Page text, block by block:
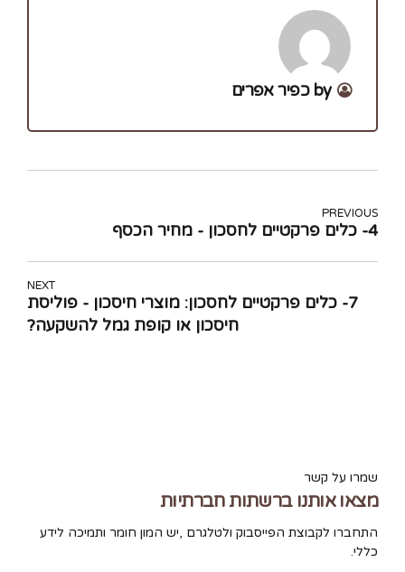
by כפיר אפרים
PREVIOUS
4- כלים פרקטיים לחסכון - מחיר הכסף
NEXT
7- כלים פרקטיים לחסכון: מוצרי חיסכון - פוליסת
חיסכון או קופת גמל להשקעה?
שמרו על קשר
מצאו אותנו ברשתות חברתיות
התחברו לקבוצת הפייסבוק ולטלגרם ,יש המון חומר ותמיכה לידע
כללי.